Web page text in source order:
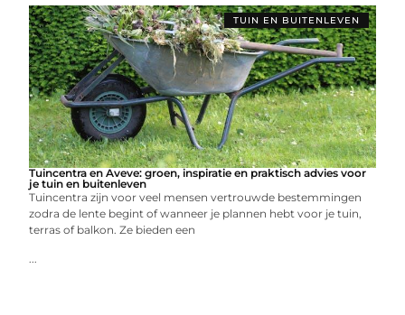
TUIN EN BUITENLEVEN
Tuincentra en Aveve: groen, inspiratie en praktisch advies voor
je tuin en buitenleven
Tuincentra zijn voor veel mensen vertrouwde bestemmingen
zodra de lente begint of wanneer je plannen hebt voor je tuin,
terras of balkon. Ze bieden een
...